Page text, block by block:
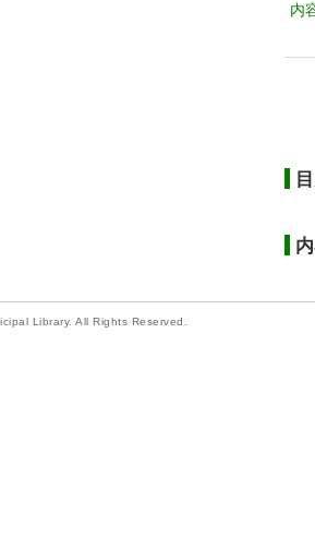
内
Library. All Rights Reserved.